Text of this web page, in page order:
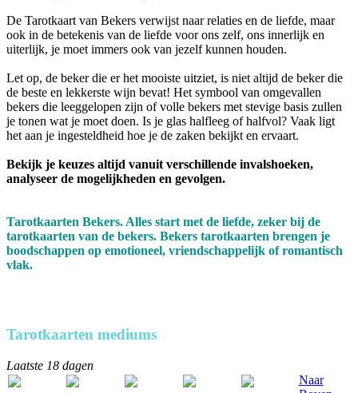
De Tarotkaart van Bekers verwijst naar relaties en de liefde, maar
ook in de betekenis van de liefde voor ons zelf, ons innerlijk en
uiterlijk, je moet immers ook van jezelf kunnen houden.
Let op, de beker die er het mooiste uitziet, is niet altijd de beker die
de beste en lekkerste wijn bevat! Het symbool van omgevallen
bekers die leeggelopen zijn of volle bekers met stevige basis zullen
je tonen wat je moet doen. Is je glas halfleeg of halfvol? Vaak ligt
het aan je ingesteldheid hoe je de zaken bekijkt en ervaart.
Bekijk je keuzes altijd vanuit verschillende invalshoeken,
analyseer de mogelijkheden en gevolgen.
Tarotkaarten Bekers. Alles start met de liefde, zeker bij de
tarotkaarten van de bekers. Bekers tarotkaarten brengen je
boodschappen op emotioneel, vriendschappelijk of romantisch
vlak.
Tarotkaarten mediums
Laatste 18 dagen
Naar